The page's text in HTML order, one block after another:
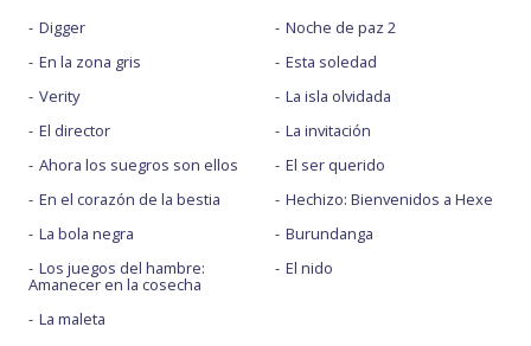
Digger
En la zona gris
Verity
El director
Ahora los suegros son ellos
En el corazón de la bestia
La bola negra
Los juegos del hambre:
Amanecer en la cosecha
La maleta
Noche de paz 2
Esta soledad
La isla olvidada
La invitación
El ser querido
Hechizo: Bienvenidos a Hexe
Burundanga
El nido